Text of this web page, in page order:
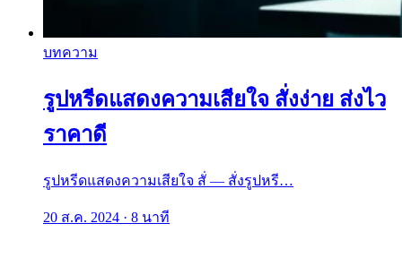
บทความ
รูปหรีดแสดงความเสียใจ สั่งง่าย ส่งไว
ราคาดี
รูปหรีดแสดงความเสียใจ สั่ — สั่งรูปหรี…
20 ส.ค. 2024 · 8 นาที